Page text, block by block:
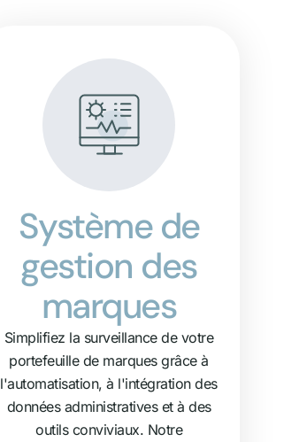
Système de
gestion des
marques
Simplifiez la surveillance de votre
portefeuille de marques grâce à
l'automatisation, à l'intégration des
données administratives et à des
outils conviviaux. Notre